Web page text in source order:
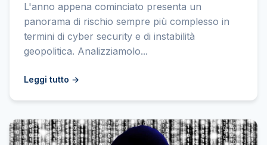
L'anno appena cominciato presenta un
panorama di rischio sempre più complesso in
termini di cyber security e di instabilità
geopolitica. Analizziamolo...
Leggi tutto →